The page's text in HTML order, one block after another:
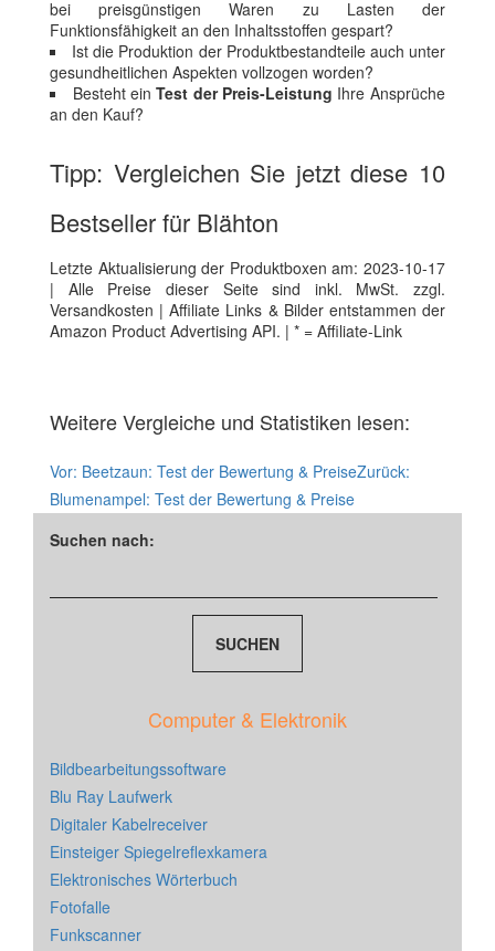
bei preisgünstigen Waren zu Lasten der
Funktionsfähigkeit an den Inhaltsstoffen gespart?
Ist die Produktion der Produktbestandteile auch unter
gesundheitlichen Aspekten vollzogen worden?
Besteht einTest der Preis-Leistung Ihre Ansprüche
an den Kauf?
Tipp: Vergleichen Sie jetzt diese 10
Bestseller für Blähton
Letzte Aktualisierung der Produktboxen am: 2023-10-17
| Alle Preise dieser Seite sind inkl. MwSt. zzgl.
Versandkosten | Affiliate Links & Bilder entstammen der
Amazon Product Advertising API. | * = Affiliate-Link
Weitere Vergleiche und Statistiken lesen:
Vor: Beetzaun: Test der Bewertung & PreiseZurück:
Blumenampel: Test der Bewertung & Preise
Suchen nach:
Computer & Elektronik
Bildbearbeitungssoftware
Blu Ray Laufwerk
Digitaler Kabelreceiver
Einsteiger Spiegelreflexkamera
Elektronisches Wörterbuch
Fotofalle
Funkscanner